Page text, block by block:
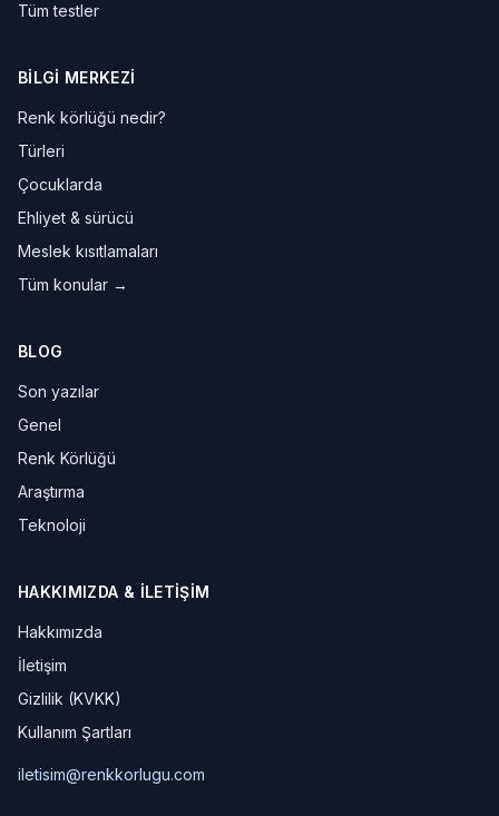
Tüm testler
BILGI MERKEZI
Renk körlüğü nedir?
Türleri
Çocuklarda
Ehliyet & sürücü
Meslek kısıtlamaları
Tüm konular →
BLOG
Son yazılar
Genel
Renk Körlüğü
Araştırma
Teknoloji
HAKKIMIZDA & İLETIŞIM
Hakkımızda
İletişim
Gizlilik (KVKK)
Kullanım Şartları
iletisim@renkkorlugu.com